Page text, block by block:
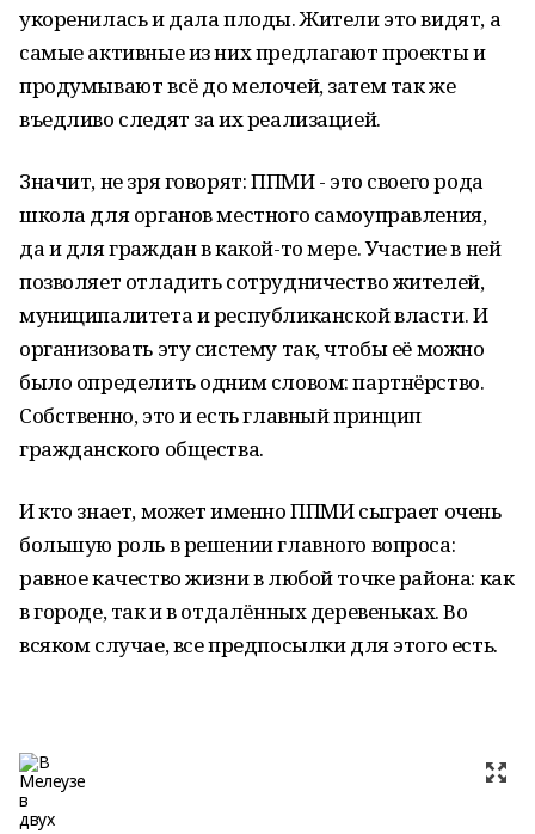
укоренилась и дала плоды. Жители это видят, а
самые активные из них предлагают проекты и
продумывают всё до мелочей, затем так же
въедливо следят за их реализацией.
Значит, не зря говорят: ППМИ - это своего рода
школа для органов местного самоуправления,
да и для граждан в какой-то мере. Участие в ней
позволяет отладить сотрудничество жителей,
муниципалитета и республиканской власти. И
организовать эту систему так, чтобы её можно
было определить одним словом: партнёрство.
Собственно, это и есть главный принцип
гражданского общества.
И кто знает, может именно ППМИ сыграет очень
большую роль в решении главного вопроса:
равное качество жизни в любой точке района: как
в городе, так и в отдалённых деревеньках. Во
всяком случае, все предпосылки для этого есть.